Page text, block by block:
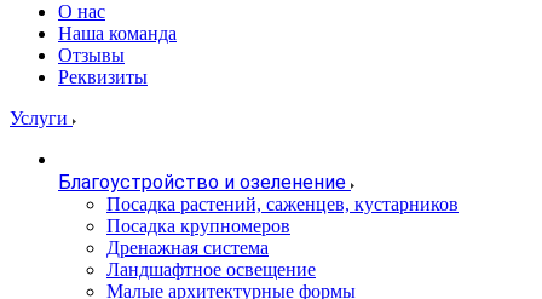
О нас
Наша команда
Отзывы
Реквизиты
Услуги
Благоустройство и озеленение
Посадка растений, саженцев, кустарников
Посадка крупномеров
Дренажная система
Ландшафтное освещение
Малые архитектурные формы